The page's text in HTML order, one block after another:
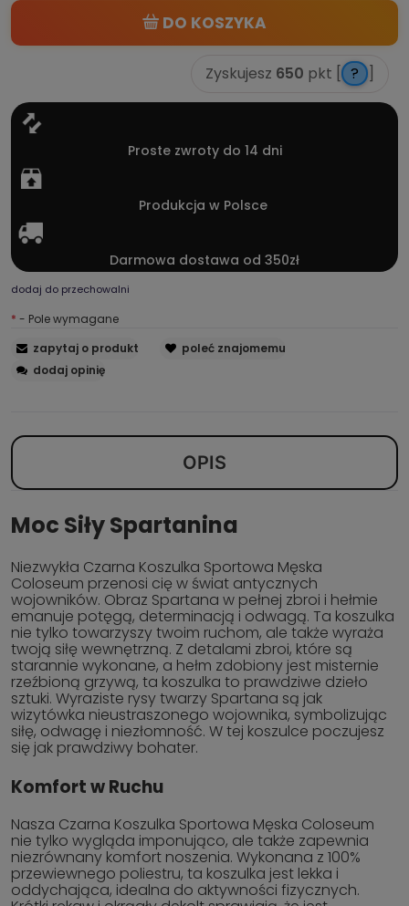
DO KOSZYKA
Zyskujesz 650 pkt [ ?
Darmowa dostawa od 350zł
Produkcja w Polsce
Proste zwroty do 14 dni
dodaj do przechowalni
* - Pole wymagane
zapytaj o produkt
poleć znajomemu
dodaj opinię
OPIS
Moc Siły Spartanina
Niezwykła Czarna Koszulka Sportowa Męska
Coloseum przenosi cię w świat antycznych
wojowników. Obraz Spartana w pełnej zbroi i hełmie
emanuje potęgą, determinacją i odwagą. Ta koszulka
nie tylko towarzyszy twoim ruchom, ale także wyraża
twoją siłę wewnętrzną. Z detalami zbroi, które są
starannie wykonane, a hełm zdobiony jest misternie
rzeźbioną grzywą, ta koszulka to prawdziwe dzieło
sztuki. Wyraziste rysy twarzy Spartana są jak
wizytówka nieustraszonego wojownika, symbolizując
siłę, odwagę i niezłomność. W tej koszulce poczujesz
się jak prawdziwy bohater.
Komfort w Ruchu
Nasza Czarna Koszulka Sportowa Męska Coloseum
nie tylko wygląda imponująco, ale także zapewnia
niezrównany komfort noszenia. Wykonana z 100%
przewiewnego poliestru, ta koszulka jest lekka i
oddychająca, idealna do aktywności fizycznych.